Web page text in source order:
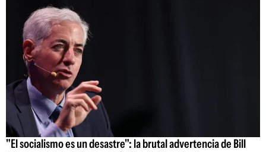
"El socialismo es un desastre": la brutal advertencia de Bill